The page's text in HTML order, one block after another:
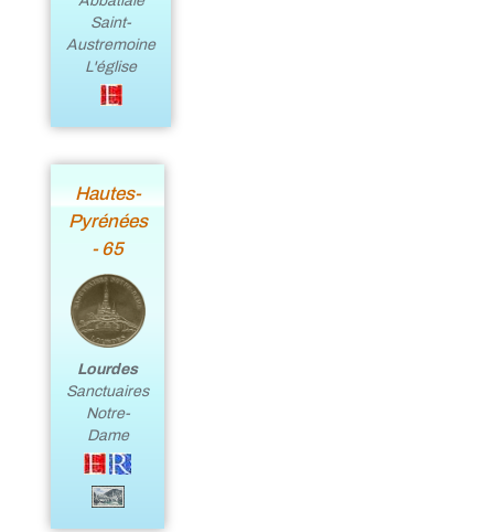
Saint-
Austremoine
L'église
Hautes-
Pyrénées
- 65
Lourdes
Sanctuaires
Notre-
Dame